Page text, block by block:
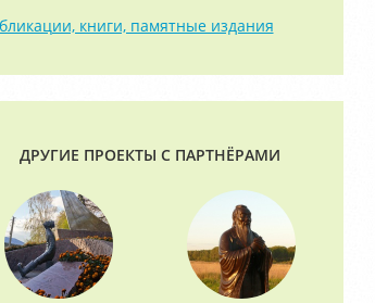
книги, памятные издания
ДРУГИЕ ПРОЕКТЫ С ПАРТНЁРАМИ